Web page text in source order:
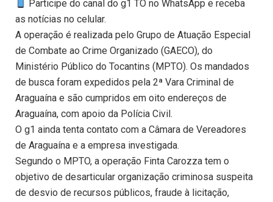
Participe do canal do g1 TO no WhatsApp e receba
as notícias no celular.
A operação é realizada pelo Grupo de Atuação Especial
de Combate ao Crime Organizado (GAECO), do
Ministério Público do Tocantins (MPTO). Os mandados
de busca foram expedidos pela 2ª Vara Criminal de
Araguaína e são cumpridos em oito endereços de
Araguaína, com apoio da Polícia Civil.
O g1 ainda tenta contato com a Câmara de Vereadores
de Araguaína e a empresa investigada.
Segundo o MPTO, a operação Finta Carozza tem o
objetivo de desarticular organização criminosa suspeita
de desvio de recursos públicos, fraude à licitação,